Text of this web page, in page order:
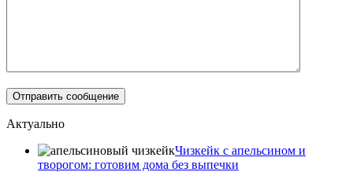
Актуально
Чизкейк с апельсином и
творогом: готовим дома без выпечки